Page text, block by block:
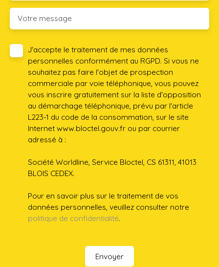
Votre message
J'accepte le traitement de mes données
personnelles conformément au RGPD. Si vous ne
souhaitez pas faire l'objet de prospection
commerciale par voie téléphonique, vous pouvez
vous inscrire gratuitement sur la liste d'opposition
au démarchage téléphonique, prévu par l'article
L223-1 du code de la consommation, sur le site
Internet www.bloctel.gouv.fr ou par courrier
adressé à :
Société Worldline, Service Bloctel, CS 61311, 41013
BLOIS CEDEX.
Pour en savoir plus sur le traitement de vos
données personnelles, veuillez consulter notre
politique de confidentialité.
Envoyer